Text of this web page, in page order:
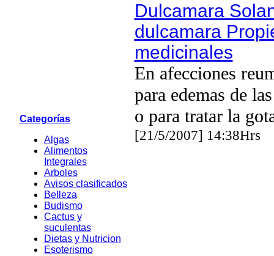
Categorías
Algas
Alimentos
Integrales
Arboles
Avisos clasificados
Belleza
Budismo
Cactus y
suculentas
Dietas y Nutricion
Esoterismo
Dulcamara
dulcamara
medicinales
En afecciones
para edemas de
o para tratar la
[21/5/2007] 14:38Hrs